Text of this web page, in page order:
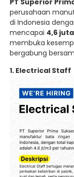
PT Superior
perusahaan
di Indonesia
mencapai 4,6
membuka
bergabung
1. Electrical Staff